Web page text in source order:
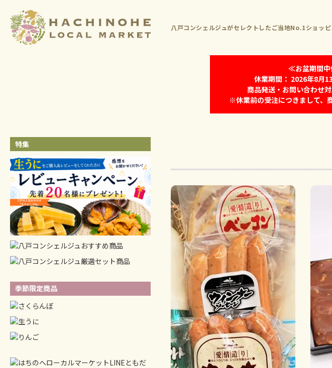
八戸コンシェルジュがセレクトしたご当地No.1ショッ
≪お盆期間
休業期間： 2026年8月
商品発送・お問い合わせ
※休業前の受注につきまして、
特集
季節限定商品